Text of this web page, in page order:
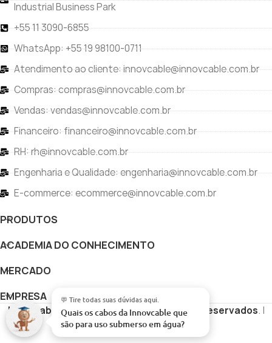
💬 Tire todas suas dúvidas aqui.
Quais os cabos da Innovcable que
são para uso submerso em água?
Industrial Business Park
+55 11 3090-6855
WhatsApp: +55 19 98100-0711
Atendimento ao cliente: innovcable@innovcable.com.br
Compras: compras@innovcable.com.br
Vendas: vendas@innovcable.com.br
Financeiro: financeiro@innovcable.com.br
RH: rh@innovcable.com.br
Engenharia e Qualidade: engenharia@innovcable.com.br
E-commerce: ecommerce@innovcable.com.br
PRODUTOS
ACADEMIA DO CONHECIMENTO
MERCADO
EMPRESA
Innovcable Copyright Todos os direitos reservados. |
Desenvolvido porVértice Digital